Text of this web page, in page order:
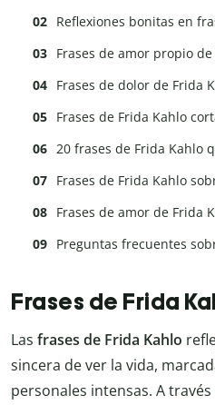
Reflexiones bonitas en
Frases de amor propio
Frases de dolor de Frida
Frases de Frida Kahlo
20 frases de Frida Kahlo
Frases de Frida Kahlo
Frases de amor de Frida
Preguntas frecuentes
Frases de Frida
Las frases de Frida Kahlo
sincera de ver la vida,
personales intensas. A